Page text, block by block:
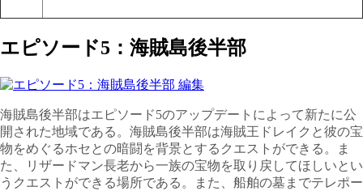
エピソード5：海賊島後半部
海賊島後半部はエピソード5のアップデートによって新たに公
開された地域である。海賊島後半部は海賊王ドレイクと彼の宝
物をめぐるホセとの暗闘を背景とするクエストができる。ま
た、リザードマン長老から一族の宝物を取り戻してほしいとい
うクエストができる場所である。また、船舶の墓までテレポー